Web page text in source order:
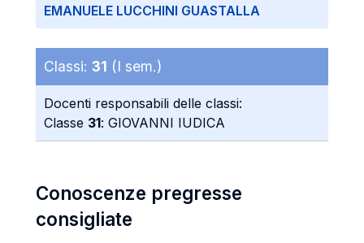
EMANUELE LUCCHINI GUASTALLA
Classi: 31 (I sem.)
Docenti responsabili delle classi:
Classe 31: GIOVANNI IUDICA
Conoscenze pregresse
consigliate